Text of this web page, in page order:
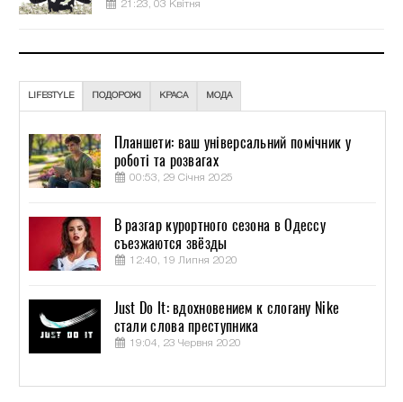
21:23, 03 Квітня
LIFESTYLE ПОДОРОЖІ КРАСА МОДА
Планшети: ваш універсальний помічник у
роботі та розвагах
00:53, 29 Січня 2025
В разгар курортного сезона в Одессу
съезжаются звёзды
12:40, 19 Липня 2020
Just Do It: вдохновением к слогану Nike
стали слова преступника
19:04, 23 Червня 2020